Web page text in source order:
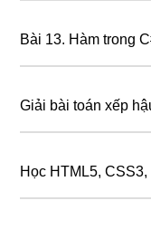
Bài 13. Hàm trong
Giải bài toán xếp
Học HTML5,